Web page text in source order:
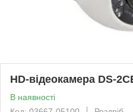
HD-відеокамера DS-
В наявності